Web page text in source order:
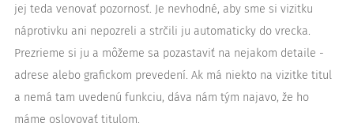
jej teda venovať pozornosť. Je nevhodné, aby sme si vizitku
náprotivku ani nepozreli a strčili ju automaticky do vrecka.
Prezrieme si ju a môžeme sa pozastaviť na nejakom detaile -
adrese alebo grafickom prevedení. Ak má niekto na vizitke titul
a nemá tam uvedenú funkciu, dáva nám tým najavo, že ho
máme oslovovať titulom.